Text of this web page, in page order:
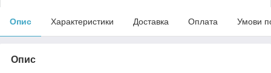
Опис Характеристики Доставка Оплата Умови
Опис